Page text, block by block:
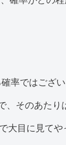
率ではござい
、そのあたり
大目に見てや